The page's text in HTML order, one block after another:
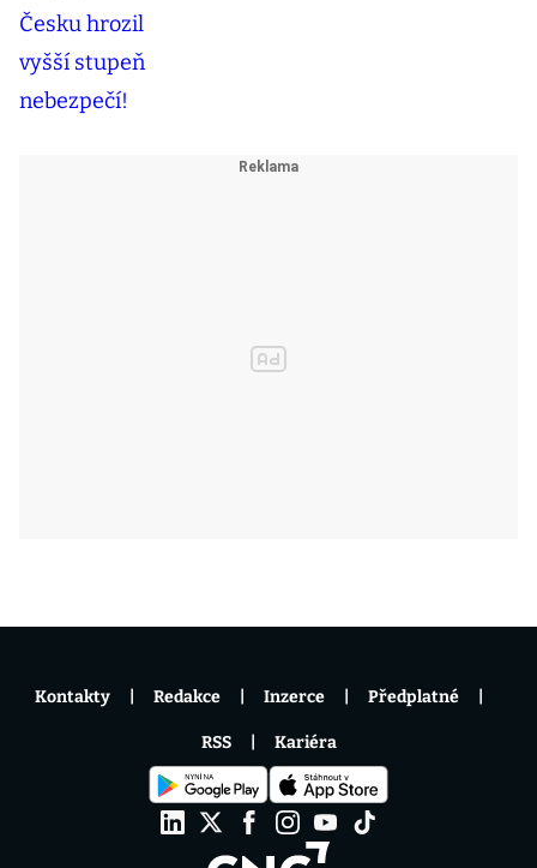
Kontakty Redakce Inzerce Předplatné
RSS Kariéra